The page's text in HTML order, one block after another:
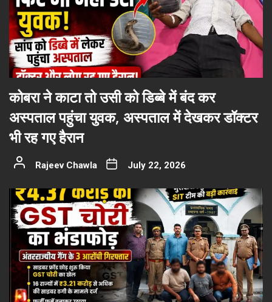
कोबरा ने काटा तो उसी को डिब्बे में बंद कर
अस्पताल पहुंचा युवक, अस्पताल में देखकर डॉक्टर
भी रह गए हैरान
Rajeev Chawla July 22, 2026